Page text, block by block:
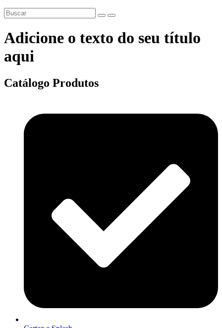
Adicione o texto do seu título
aqui
Catálogo Produtos